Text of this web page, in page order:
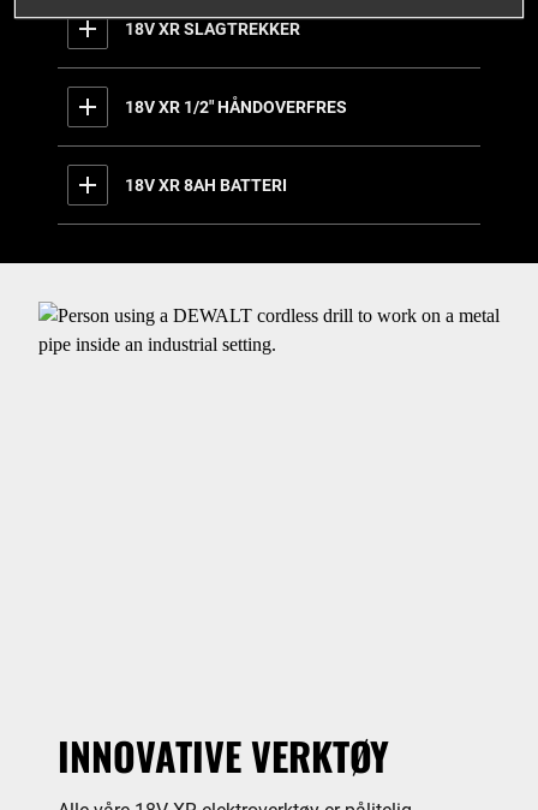
18V XR SLAGTREKKER
18V XR 1/2" HÅNDOVERFRES
18V XR 8AH BATTERI
INNOVATIVE VERKTØY